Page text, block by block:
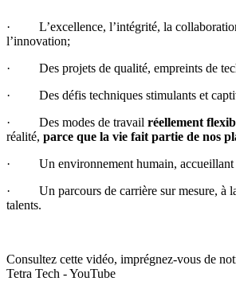
· L’excellence, l’intégrité, la
l’innovation;
· Des projets de qualité, empreints de
· Des défis techniques stimulants et
· Des modes de travail réellement
réalité, parce que la vie fait partie de nos
· Un environnement humain, accueillant
· Un parcours de carrière sur mesure, à
talents.
Consultez cette vidéo, imprégnez-vous de
Tetra Tech - YouTube